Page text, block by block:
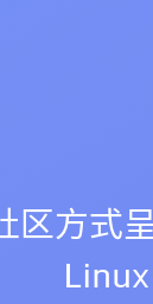
区方式
Linux